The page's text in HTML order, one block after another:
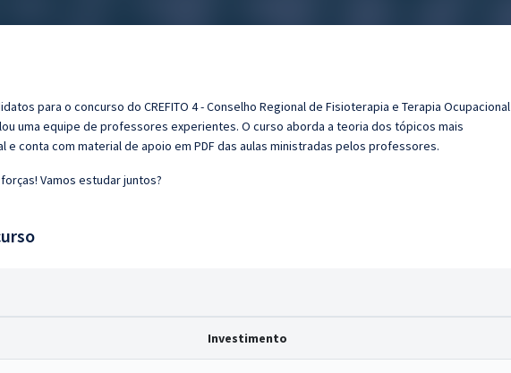
para o concurso do CREFITO 4 - Conselho Regional de Fisioterapia e Terapia Ocupacional
uma equipe de professores experientes. O curso aborda a teoria dos tópicos mais
e conta com material de apoio em PDF das aulas ministradas pelos professores.
Vamos estudar juntos?
Investimento